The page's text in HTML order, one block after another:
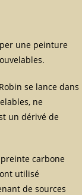
une peinture
se lance dans
ne
un dérivé de
carbone
utilisé
de sources